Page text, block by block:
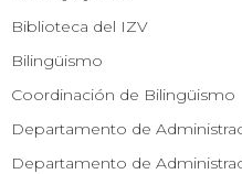
Biblioteca del IZV
Bilingüismo
Coordinación de Bilingüismo
Departamento de
Departamento de